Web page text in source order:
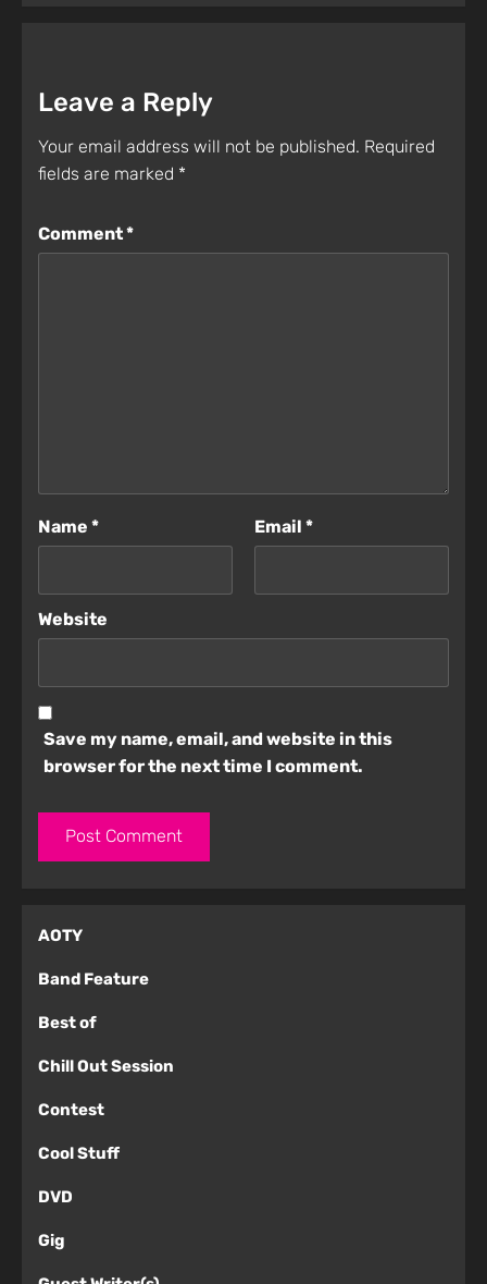
Leave a Reply
Your email address will not be published. Required
fields are marked *
Comment*
Name * Email *
Website
Save my name, email, and website in this
browser for the next time I comment.
AOTY
Band Feature
Best of
Chill Out Session
Contest
Cool Stuff
DVD
Gig